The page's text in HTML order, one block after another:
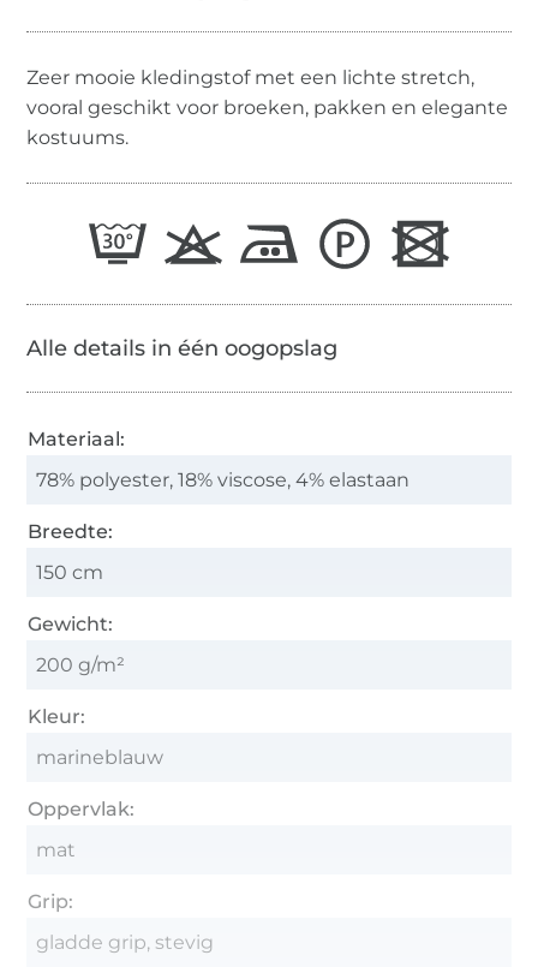
Zeer mooie kledingstof met een lichte stretch,
vooral geschikt voor broeken, pakken en elegante
kostuums.
Alle details in één oogopslag
Materiaal:
78% polyester, 18% viscose, 4% elastaan
Breedte:
150 cm
Gewicht:
200 g/m²
Kleur:
marineblauw
Oppervlak:
mat
Grip:
gladde grip, stevig